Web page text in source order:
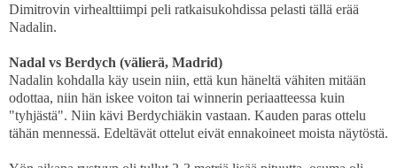
Dimitrovin virhealttiimpi peli ratkaisukohdissa pelasti tällä erää
Nadalin.
Nadal vs Berdych (välierä, Madrid)
Nadalin kohdalla käy usein niin, että kun häneltä vähiten mitään
odottaa, niin hän iskee voiton tai winnerin periaatteessa kuin
"tyhjästä". Niin kävi Berdychiäkin vastaan. Kauden paras ottelu
tähän mennessä. Edeltävät ottelut eivät ennakoineet moista näytöstä.